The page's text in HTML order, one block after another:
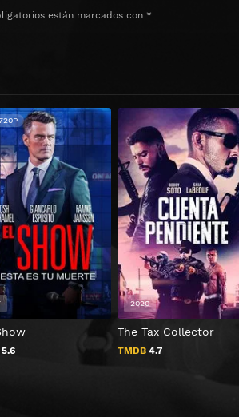
están marcados con *
The Tax Collector
TMDB4.7
2020